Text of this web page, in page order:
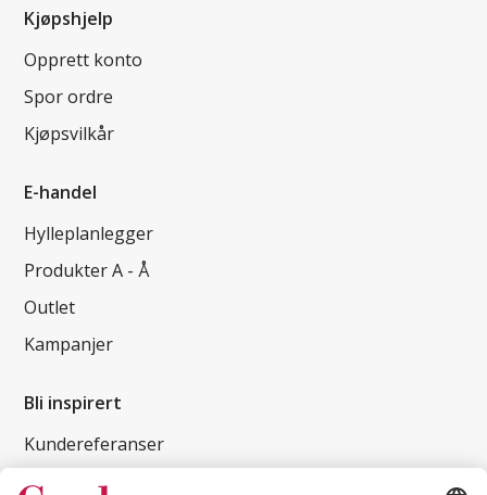
Kjøpshjelp
Opprett konto
Spor ordre
Kjøpsvilkår
E-handel
Hylleplanlegger
Produkter A - Å
Outlet
Kampanjer
Bli inspirert
Kundereferanser
Magasin